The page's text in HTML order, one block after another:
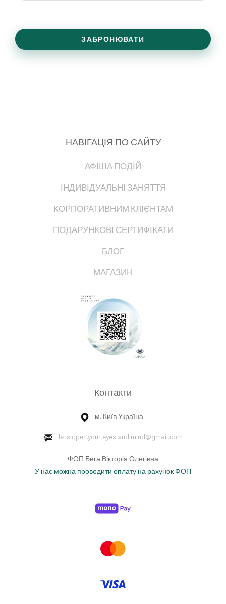
ЗАБРОНЮВАТИ
НАВІГАЦІЯ ПО САЙТУ
АФІША ПОДІЙ
ІНДИВІДУАЛЬНІ ЗАНЯТТЯ
КОРПОРАТИВНИМ КЛІЄНТАМ
ПОДАРУНКОВІ СЕРТИФІКАТИ
БЛОГ
МАГАЗИН
Контакти
м. Київ Україна
lets.open.your.eyes.and.mind@gmail.com
ФОП Бега Вікторія Олегівна
У нас можна проводити оплату на рахунок ФОП